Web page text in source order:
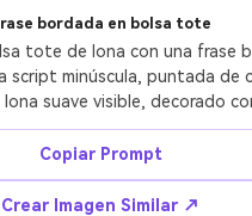
bordada en bolsa tote
tote de lona con una frase
script minúscula, puntada de
suave visible, decorado
brillante, tomada con
producto de estilo de vida,
fotorrealista --ar 4:5
Copiar Prompt
Crear Imagen Similar ↗